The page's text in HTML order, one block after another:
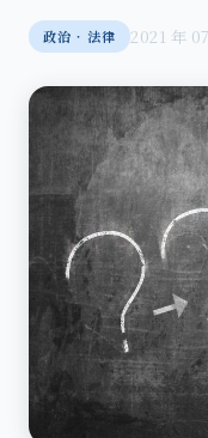
政治‧法律 2021 年